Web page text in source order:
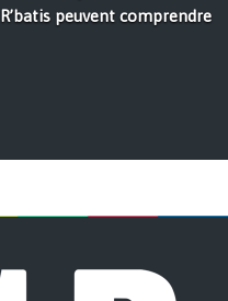
R’batis peuvent comprendre